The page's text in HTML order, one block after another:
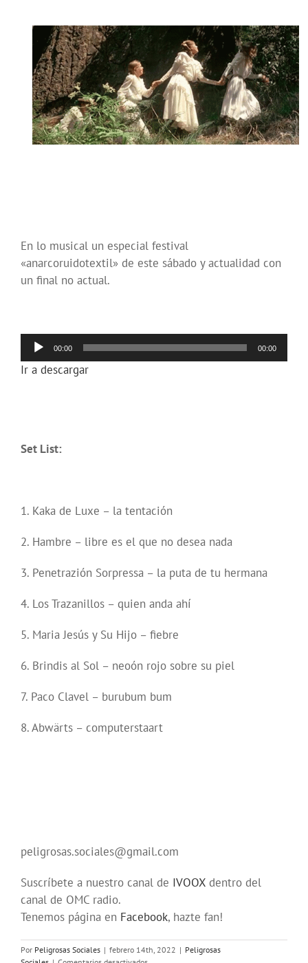
En lo musical un especial festival
«anarcoruidotextil» de este sábado y actualidad con
un final no actual.
Reproductor
de
audio
00:00 00:00
Ir a descargar
Set List:
1. Kaka de Luxe – la tentación
2. Hambre – libre es el que no desea nada
3. Penetrazión Sorpressa – la puta de tu hermana
4. Los Trazanillos – quien anda ahí
5. Maria Jesús y Su Hijo – fiebre
6. Brindis al Sol – neoón rojo sobre su piel
7. Paco Clavel – burubum bum
8. Abwärts – computerstaart
peligrosas.sociales@gmail.com
Suscríbete a nuestro canal de IVOOX dentro del
canal de OMC radio.
Tenemos página en Facebook, hazte fan!
Por Peligrosas Sociales | febrero 14th, 2022 | Peligrosas